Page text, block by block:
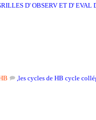
D' OBSERV ET D' EVAL
les cycles de HB cycle
,